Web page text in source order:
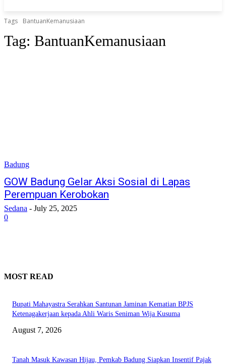
Tags BantuanKemanusiaan
Tag: BantuanKemanusiaan
Badung
GOW Badung Gelar Aksi Sosial di Lapas
Perempuan Kerobokan
Sedana - July 25, 2025
0
MOST READ
Bupati Mahayastra Serahkan Santunan Jaminan Kematian BPJS
Ketenagakerjaan kepada Ahli Waris Seniman Wija Kusuma
August 7, 2026
Tanah Masuk Kawasan Hijau, Pemkab Badung Siapkan Insentif Pajak